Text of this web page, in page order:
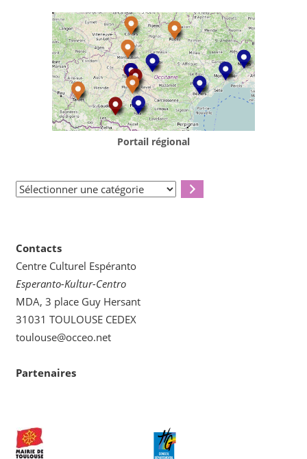
Portail régional
Sélectionner
Contacts
Centre Culturel Espéranto
Esperanto-Kultur-Centro
MDA, 3 place Guy Hersant
31031 TOULOUSE CEDEX
toulouse@occeo.net
Partenaires